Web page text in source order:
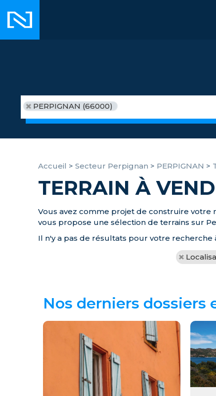
PERPIGNAN (66000)
Accueil > Secteur Perpignan > PERPIGNAN >
TERRAIN À
Vous avez comme projet de construire votre
vous propose une sélection de terrains sur
Il n'y a pas de résultats pour votre recherche
Nos derniers dossiers